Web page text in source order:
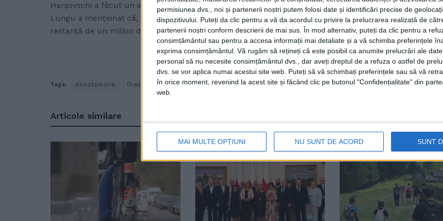
permisiunea dvs., noi și partenerii noștri putem folosi date și identificări precise de
dispozitivului. Puteți da clic pentru a vă da acordul cu privire la prelucrarea realizată de
partenerii noștri conform descrierii de mai sus. În mod alternativ, puteți da clic pentru a
consimțământul sau pentru a accesa informații mai detaliate și a vă schimba preferințele
exprima consimțământul. Vă rugăm să rețineți că este posibil ca anumite prelucrări ale
personal să nu necesite consimțământul dvs., dar aveți dreptul de a refuza o astfel de
dvs. se vor aplica numai acestui site web. Puteți să vă schimbați preferințele sau să vă
în orice moment, revenind la acest site și făcând clic pe butonul "Confidențialitate" din
web.
MAI MULTE OPȚIUNI NU SUNT DE ACORD SUNT
Harșovschi a făcut un apel către suceveni să fie responsabili și să-și pregătească mașinile pentru
Lungu a menționat că, anul acesta, municipalitatea a achitat 5 milioane de euro pentru tot ceea ce
restanță de un milion de euro la acest capitol.
Tags: deszăpezire Diasil Ion Lungu Lucian Harșovschi Suceava
Articole similare